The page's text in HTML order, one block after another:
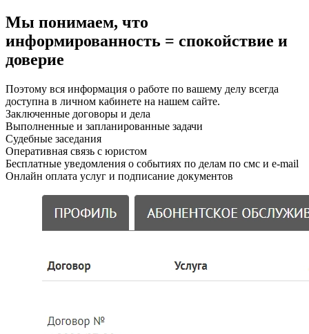
Мы понимаем, что
информированность = спокойствие и
доверие
Поэтому вся информация о работе по вашему делу всегда
доступна в личном кабинете на нашем сайте.
Заключенные договоры и дела
Выполненные и запланированные задачи
Судебные заседания
Оперативная связь с юристом
Бесплатные уведомления о событиях по делам по смс и e-mail
Онлайн оплата услуг и подписание документов